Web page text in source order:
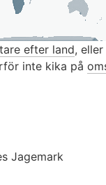
efter land, eller
inte kika på
Jagemark